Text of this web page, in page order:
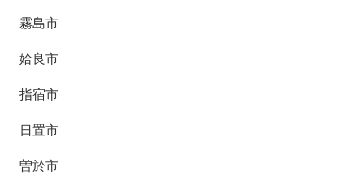
霧島市
姶良市
指宿市
日置市
曽於市